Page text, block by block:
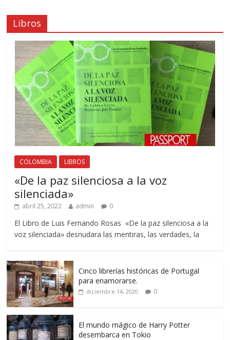
Libros
COLOMBIA LIBROS
«De la paz silenciosa a la voz
silenciada»
abril 25, 2022 admin 0
El Libro de Luis Fernando Rosas «De la paz silenciosa a la
voz silenciada» desnudara las mentiras, las verdades, la
Cinco librerías históricas de Portugal
para enamorarse.
diciembre 14, 2020 0
El mundo mágico de Harry Potter
desembarca en Tokio